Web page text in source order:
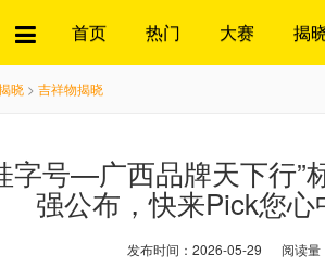
首页 热门 大赛 揭
晓 > 吉祥物揭晓
字号—广西品牌天下行
强公布，快来Pick您
发布时间：2026-05-29 阅读